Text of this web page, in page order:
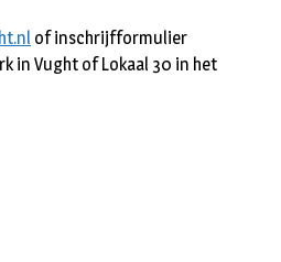
of inschrijfformulier
in Vught of Lokaal 30 in het